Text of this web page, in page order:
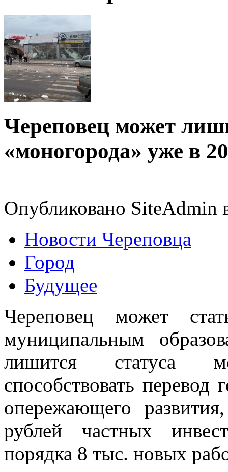
Череповец может
«моногорода» уже в
Опубликовано SiteAdmin
Новости Череповца
Город
Будущее
Череповец может
муниципальным
лишится статуса
способствовать перевод
опережающего
рублей частных
порядка 8 тыс. новых